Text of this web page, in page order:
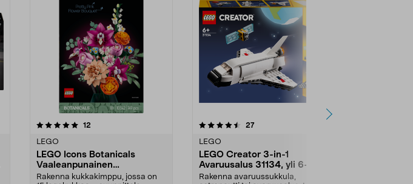
12
LEGO
LEGO Icons Botanicals
Vaaleanpunainen
kukkakimppu 10342, yli 18-
Rakenna kukkakimppu, jossa on
4.5 viidestä
27arvostelut
LEGO
LEGO Creator 3-in-1
Avaruusalus 31134, yli 6-
vuotiaille
Rakenna avaruussukkula,
5.0 viidestä